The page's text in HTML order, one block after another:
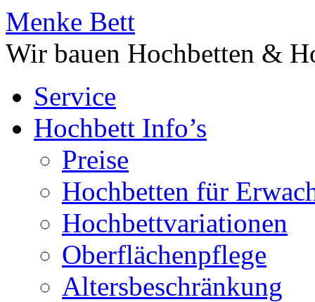
Menke Bett
Wir bauen Hochbetten &
Service
Hochbett Info’s
Preise
Hochbetten für
Hochbettvariationen
Oberflächenpflege
Altersbeschränkung